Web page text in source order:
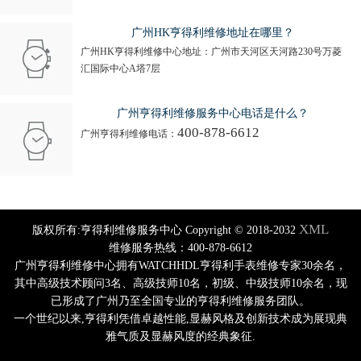
广州HK亨得利维修地址在哪里？
广州HK亨得利维修中心地址：广州市天河区天河路230号万菱
汇国际中心A塔7层
广州亨得利维修服务中心电话是什么？
广州亨得利维修电话： 400-878-6612
版权所有:亨得利维修服务中心 Copyright © 2018-2032 XML
维修服务热线：400-878-6612
广州亨得利维修中心拥有WATCHHDL亨得利手表维修专家30余名，
其中高级技术顾问3名、高级技师10名，初级、中级技师10余名，现
已形成了广州乃至全国专业的亨得利维修服务团队。
一个世纪以来,亨得利凭借卓越性能,显赫风格及创新技术成为展现典
雅气质及显赫风度的经典象征.